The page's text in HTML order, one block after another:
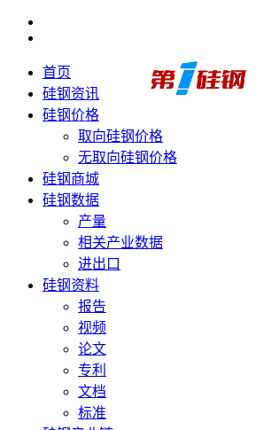
首页
硅钢资讯
硅钢价格
取向硅钢价格
无取向硅钢价格
硅钢商城
硅钢数据
产量
相关产业数据
进出口
硅钢资料
报告
视频
论文
专利
文档
标准